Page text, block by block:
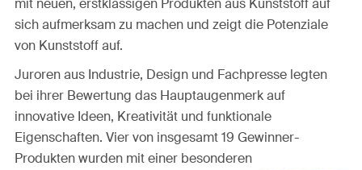
mit neuen, erstklassigen Produkten aus Kunststoff auf
sich aufmerksam zu machen und zeigt die Potenziale
von Kunststoff auf.
Juroren aus Industrie, Design und Fachpresse legten
bei ihrer Bewertung das Hauptaugenmerk auf
innovative Ideen, Kreativität und funktionale
Eigenschaften. Vier von insgesamt 19 Gewinner-
Produkten wurden mit einer besonderen